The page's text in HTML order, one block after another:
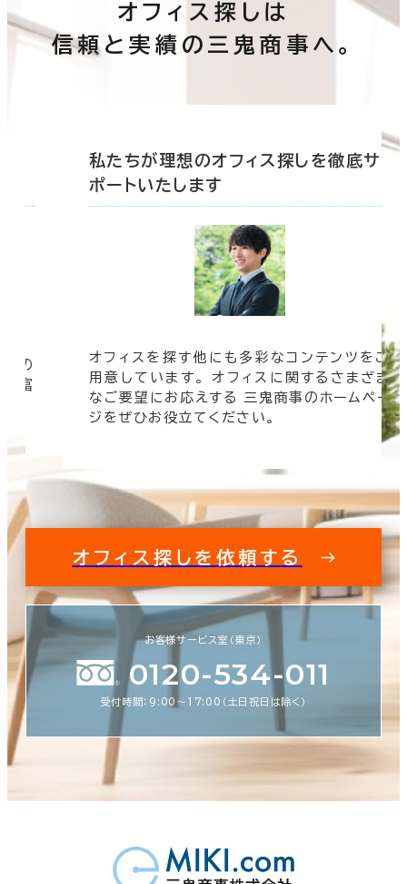
オフィス探しは
信頼と実績の三鬼商事へ。
の
豊富
私たちが理想のオフィス探しを徹底サ
ポートいたします
オフィスを探す他にも多彩なコンテンツをご
用意しています。 オフィスに関するさまざま
なご要望にお応えする 三鬼商事のホームペー
ジをぜひお役立てください。
オフィス探しを依頼する
お客様サービス室（東京）
0120-534-011
受付時間：9:00〜17:00（土日祝日は除く）